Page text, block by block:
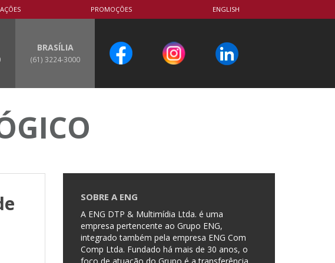
PROMOÇÕES ENGLISH
BRASÍLIA
(61) 3224-3000
SOBRE A ENG
A ENG DTP & Multimídia Ltda. é uma
empresa pertencente ao Grupo ENG,
integrado também pela empresa ENG Com
Comp Ltda. Fundado há mais de 30 anos, o